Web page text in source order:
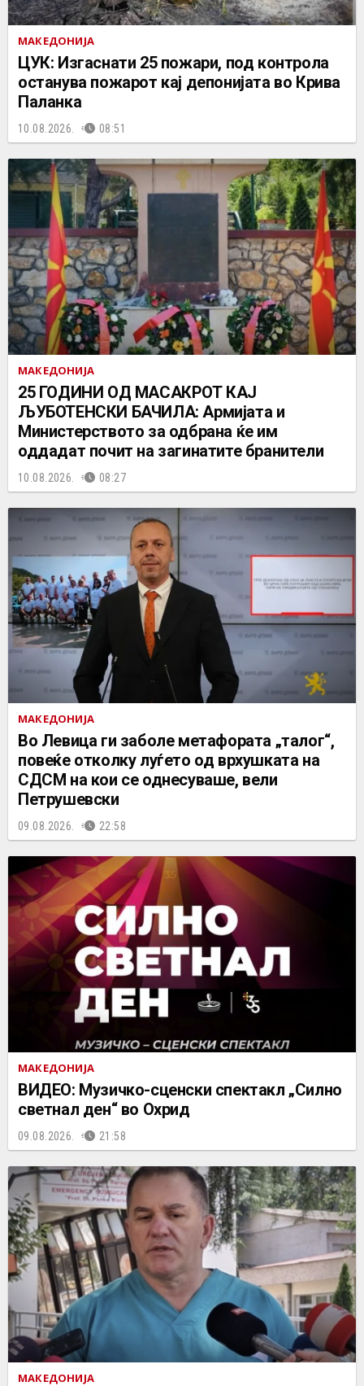
МАКЕДОНИЈА
ЦУК: Изгаснати 25 пожари, под контрола
останува пожарот кај депонијата во Крива
Паланка
10.08.2026. 08:51
МАКЕДОНИЈА
25 ГОДИНИ ОД МАСАКРОТ КАЈ
ЉУБОТЕНСКИ БАЧИЛА: Армијата и
Министерството за одбрана ќе им
оддадат почит на загинатите бранители
10.08.2026. 08:27
МАКЕДОНИЈА
Во Левица ги заболе метафората „талог“,
повеќе отколку луѓето од врхушката на
СДСМ на кои се однесуваше, вели
Петрушевски
09.08.2026. 22:58
МАКЕДОНИЈА
ВИДЕО: Музичко-сценски спектакл „Силно
светнал ден“ во Охрид
09.08.2026. 21:58
МАКЕДОНИЈА